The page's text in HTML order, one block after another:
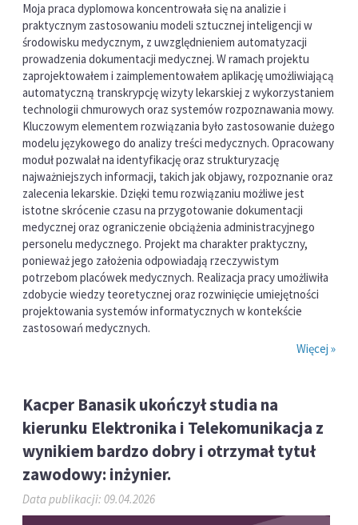
Moja praca dyplomowa koncentrowała się na analizie i
praktycznym zastosowaniu modeli sztucznej inteligencji w
środowisku medycznym, z uwzględnieniem automatyzacji
prowadzenia dokumentacji medycznej. W ramach projektu
zaprojektowałem i zaimplementowałem aplikację umożliwiającą
automatyczną transkrypcję wizyty lekarskiej z wykorzystaniem
technologii chmurowych oraz systemów rozpoznawania mowy.
Kluczowym elementem rozwiązania było zastosowanie dużego
modelu językowego do analizy treści medycznych. Opracowany
moduł pozwalał na identyfikację oraz strukturyzację
najważniejszych informacji, takich jak objawy, rozpoznanie oraz
zalecenia lekarskie. Dzięki temu rozwiązaniu możliwe jest
istotne skrócenie czasu na przygotowanie dokumentacji
medycznej oraz ograniczenie obciążenia administracyjnego
personelu medycznego. Projekt ma charakter praktyczny,
ponieważ jego założenia odpowiadają rzeczywistym
potrzebom placówek medycznych. Realizacja pracy umożliwiła
zdobycie wiedzy teoretycznej oraz rozwinięcie umiejętności
projektowania systemów informatycznych w kontekście
zastosowań medycznych.
Więcej »
Kacper Banasik ukończył studia na
kierunku Elektronika i Telekomunikacja z
wynikiem bardzo dobry i otrzymał tytuł
zawodowy: inżynier.
Data publikacji: 09.04.2026